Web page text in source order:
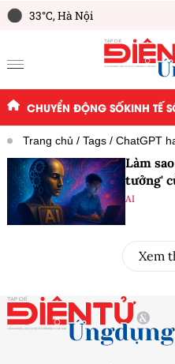
33°C,Hà Nội
CHUYỂN ĐỘNG SỐKINH TẾ
Trang chủ Tags ChatGPT
Làm
tưởng'
AI
Xem